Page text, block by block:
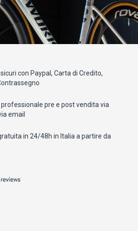
con Paypal, Carta di Credito,
pre e post vendita via
email
in 24/48h in Italia a partire da